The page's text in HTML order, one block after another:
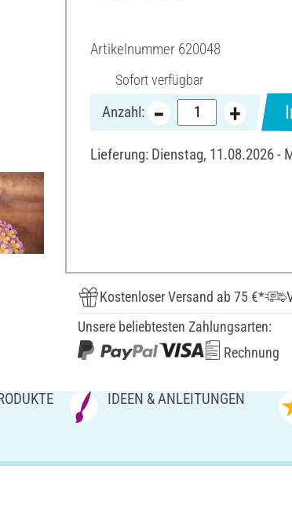
Artikelnummer 620048
Sofort verfügbar
Anzahl:
Lieferung: Dienstag, 11.08.2026 -
Kostenloser Versand ab 75 €*
Unsere beliebtesten Zahlungsarten:
Rechnung
IDEEN & ANLEITUNGEN